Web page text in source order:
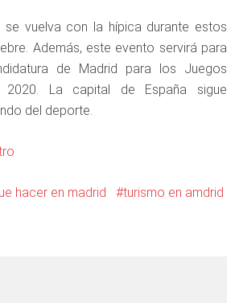
se vuelva con la hípica durante estos
Además, este evento servirá para
de Madrid para los Juegos
2020. La capital de España sigue
del deporte.
hacer en madrid
turismo en amdrid